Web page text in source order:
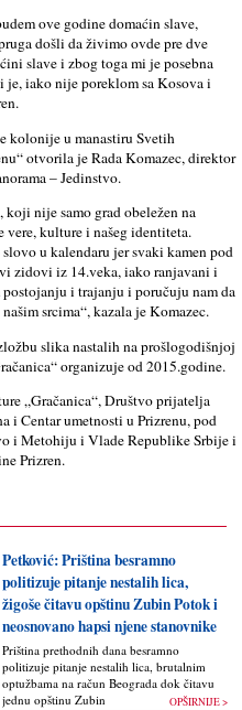
ove godine domaćin slave,
došli da živimo ovde pre dve
slave i zbog toga mi je posebna
iako nije poreklom sa Kosova i
kolonije u manastiru Svetih
otvorila je Rada Komazec, direktor
– Jedinstvo.
koji nije samo grad obeležen na
vere, kulture i našeg identiteta.
u kalendaru jer svaki kamen pod
zidovi iz 14.veka, iako ranjavani i
i trajanju i poručuju nam da
srcima“, kazala je Komazec.
slika nastalih na prošlogodišnjoj
organizuje od 2015.godine.
„Gračanica“, Društvo prijatelјa
i Centar umetnosti u Prizrenu, pod
i Metohiju i Vlade Republike Srbije i
Prizren.
Petković: Priština besramno
politizuje pitanje nestalih lica,
žigoše čitavu opštinu Zubin Potok i
neosnovano hapsi njene stanovnike
Priština prethodnih dana besramno
politizuje pitanje nestalih lica, brutalnim
optužbama na račun Beograda dok čitavu
jednu opštinu Zubin Potok žigoše...OPŠIRNIJE >